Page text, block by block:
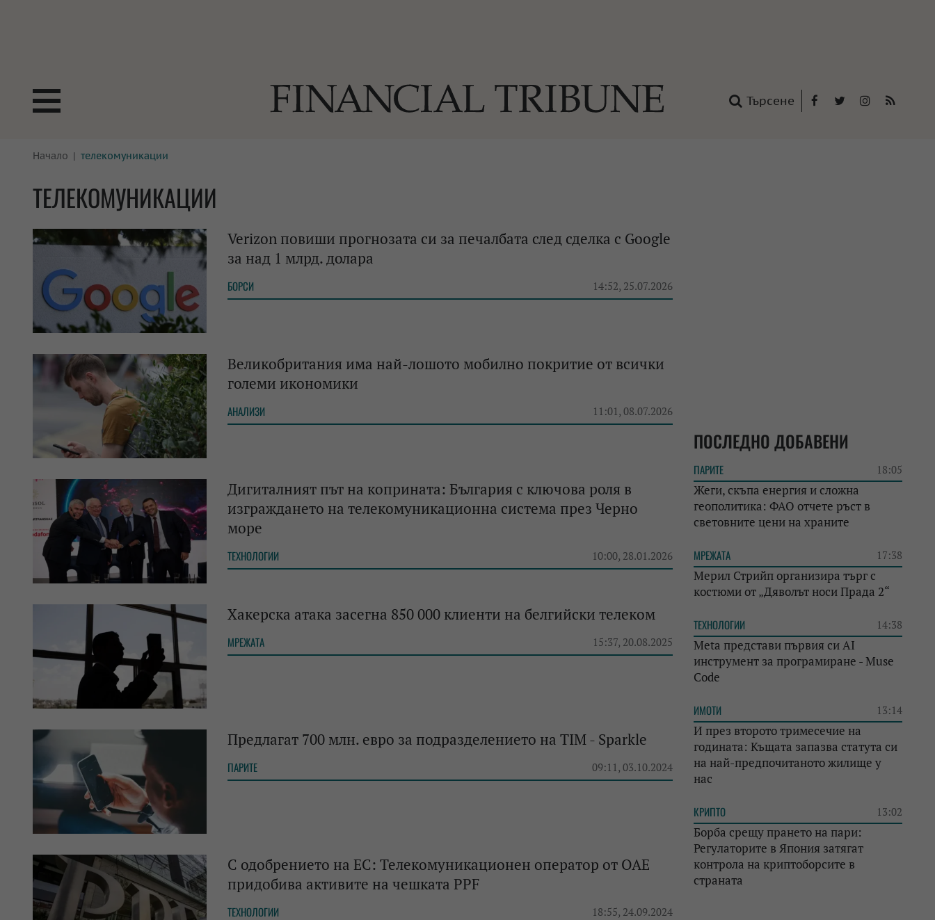
Търсене
БОРСИ
КРИПТО
ПАРИТЕ
ЗАСТРАХОВАНЕ
ЕНЕРГЕТИКА
ИМОТИ
МУЛТИМЕДИЯ
Начало телекомуникации
ТЕЛЕКОМУНИКАЦИИ
Verizon повиши прогнозата си за печалбата след сделка с Google
за над 1 млрд. долара
БОРСИ 14:52, 25.07.2026
Великобритания има най-лошoто мобилно покритие от всички
големи икономики
АНАЛИЗИ 11:01, 08.07.2026
Дигиталният път на коприната: България с ключова роля в
изграждането на телекомуникационна система през Черно
море
ТЕХНОЛОГИИ 10:00, 28.01.2026
Хакерска атака засегна 850 000 клиенти на белгийски телеком
МРЕЖАТА 15:37, 20.08.2025
Предлагат 700 млн. евро за подразделението на TIM - Sparkle
ПАРИТЕ 09:11, 03.10.2024
С одобрението на ЕС: Телекомуникационен оператор от ОАЕ
придобива активите на чешката PPF
ТЕХНОЛОГИИ 18:55, 24.09.2024
ПОСЛЕДНО ДОБАВЕНИ
ПАРИТЕ 18:05
Жеги, скъпа енергия и сложна
геополитика: ФАО отчете ръст в
световните цени на храните
МРЕЖАТА 17:38
Мерил Стрийп организира търг с
костюми от „Дяволът носи Прада 2“
ТЕХНОЛОГИИ 14:38
Meta представи първия си AI
инструмент за програмиране - Muse
Code
ИМОТИ 13:14
И през второто тримесечие на
годината: Къщата запазва статута си
на най-предпочитаното жилище у
нас
КРИПТО 13:02
Борба срещу прането на пари:
Регулаторите в Япония затягат
контрола на криптоборсите в
страната